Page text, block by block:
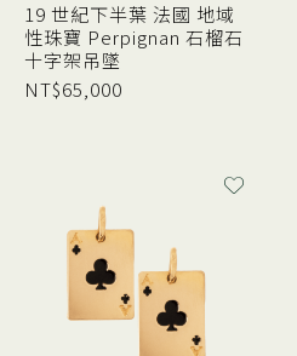
19 世紀下半葉 法國 地域
性珠寶 Perpignan 石榴石
十字架吊墜
NT$65,000